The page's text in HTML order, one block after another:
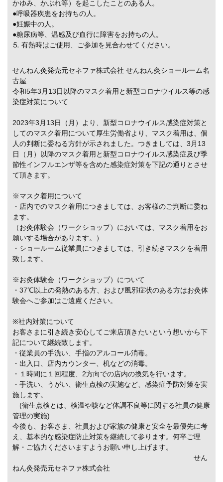
かゆみ、かぶれ等）を起こしたことのある人。
●呼吸器疾患をお持ちの人。
●妊娠中の人。
●糖尿病等、温感及び血行に障害をお持ちの人。
⒌ 有熱時はご使用、ご参加を見合わせてください。
せんねん灸発売元セネファ株式会社 せんねん灸ショールーム名
古屋
令和5年3月13日以降のマスク着用と新型コロナウイルス等の感
染症対策について
2023年3月13日（月）より、新型コロナウイルス感染症対策と
してのマスク着用について厚生労働省より、マスク着用は、個
人の判断に委ねる方針が示されました。つきましては、3月13
日（月）以降のマスク着用と新型コロナウイルス感染症及び季
節性インフルエンザ等を含めた感染症対策を下記の通りとさせ
て頂きます。
※マスク着用について
・店内でのマスク着用につきましては、お客様のご判断に委ね
ます。
（お灸体験会（ワークショップ）においては、マスク着用をお
願いする場合があります。）
・ショールーム従業員につきましては、引き続きマスクを着用
致します。
※お灸体験会（ワークショップ）について
・37℃以上の発熱のある方、および風邪症状のある方はお灸体
験会へご参加はご遠慮ください。
※社内対策について
お客さまに引き続き安心してご来店頂きたいという想いから下
記について継続致します。
・従業員の手洗い、手指のアルコール消毒。
・出入口、店内カウンター、机などの消毒。
・１時間に１回程度、2方向での店内の換気を行います。
・手洗い、うがい、衛生点検の実施など、感染症予防対策を実
施します。
(衛生点検とは、検温や咳など体調不良等に関する社員の健康
管理の実施)
今後も、お客さま、社員および家族の健康と安全を最優先に考
え、基本的な感染症防止対策を継続して参ります。何卒ご理
解・ご協力くださいますようお願い申し上げます。
せん
ねん灸発売元セネファ株式会社